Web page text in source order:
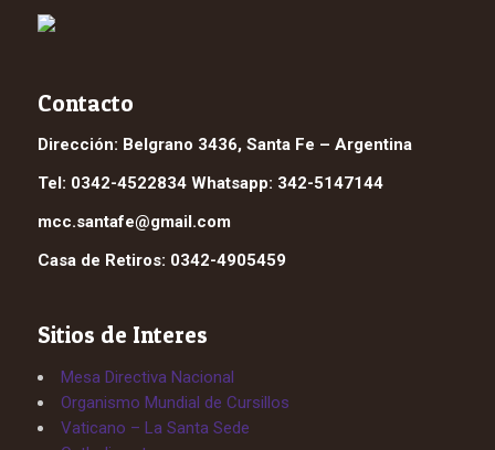
Contacto
Dirección: Belgrano 3436, Santa Fe – Argentina
Tel: 0342-4522834 Whatsapp: 342-5147144
mcc.santafe@gmail.com
Casa de Retiros: 0342-4905459
Sitios de Interes
Mesa Directiva Nacional
Organismo Mundial de Cursillos
Vaticano – La Santa Sede